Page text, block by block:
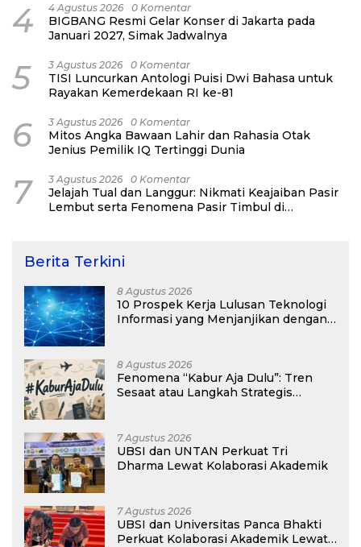
4 4 Agustus 2026 0 Komentar
BIGBANG Resmi Gelar Konser di Jakarta pada
Januari 2027, Simak Jadwalnya
5 3 Agustus 2026 0 Komentar
TISI Luncurkan Antologi Puisi Dwi Bahasa untuk
Rayakan Kemerdekaan RI ke-81
6 3 Agustus 2026 0 Komentar
Mitos Angka Bawaan Lahir dan Rahasia Otak
Jenius Pemilik IQ Tertinggi Dunia
7 3 Agustus 2026 0 Komentar
Jelajah Tual dan Langgur: Nikmati Keajaiban Pasir
Lembut serta Fenomena Pasir Timbul di
Berita Terkini
8 Agustus 2026
10 Prospek Kerja Lulusan Teknologi
Informasi yang Menjanjikan dengan
8 Agustus 2026
Fenomena “Kabur Aja Dulu”: Tren
Sesaat atau Langkah Strategis
7 Agustus 2026
UBSI dan UNTAN Perkuat Tri
Dharma Lewat Kolaborasi Akademik
7 Agustus 2026
UBSI dan Universitas Panca Bhakti
Perkuat Kolaborasi Akademik Lewat